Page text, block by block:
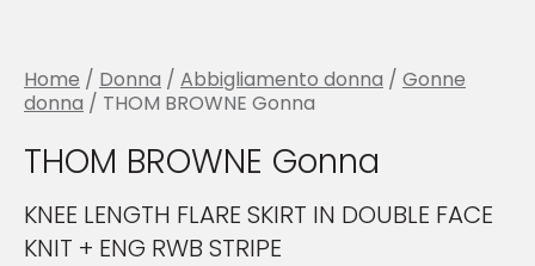
Home / Donna / Abbigliamento donna / Gonne
donna / THOM BROWNE Gonna
THOM BROWNE Gonna
KNEE LENGTH FLARE SKIRT IN DOUBLE FACE
KNIT + ENG RWB STRIPE